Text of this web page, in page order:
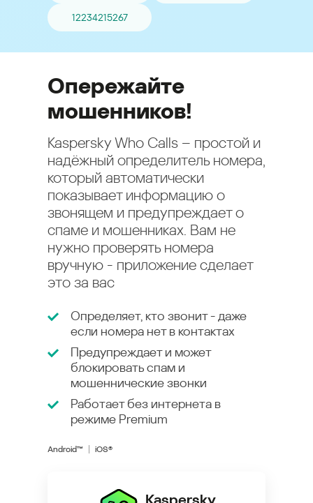
12234215267
Опережайте
мошенников!
Kaspersky Who Calls – простой и
надёжный определитель номера,
который автоматически
показывает информацию о
звонящем и предупреждает о
спаме и мошенниках. Вам не
нужно проверять номера
вручную - приложение сделает
это за вас
Определяет, кто звонит - даже
если номера нет в контактах
Предупреждает и может
блокировать спам и
мошеннические звонки
Работает без интернета в
режиме Premium
Android™ iOS®